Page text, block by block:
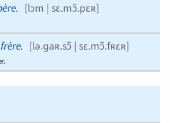
. [lɔm | sɛ.mɔ̃.pɛʀ]
frère. [lə.ɡaʀ.sɔ̃ | sɛ.mɔ̃.fʀɛʀ]